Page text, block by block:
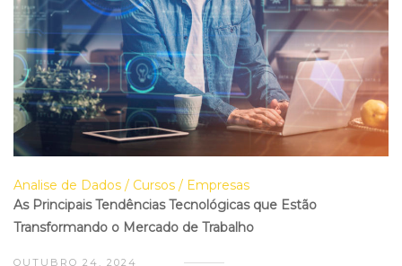
Analise de Dados Cursos
Empresas
As Principais Tendências Tecnológicas que Estão
Transformando o Mercado de Trabalho
OUTUBRO 24, 2024